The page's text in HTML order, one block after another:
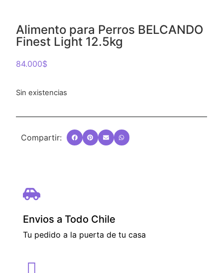
Alimento para Perros BELCANDO
Finest Light 12.5kg
84.000$
Sin existencias
Compartir:
Envios a Todo Chile
Tu pedido a la puerta de tu casa